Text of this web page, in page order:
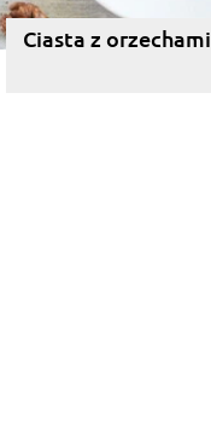
Ciasta z orzechami